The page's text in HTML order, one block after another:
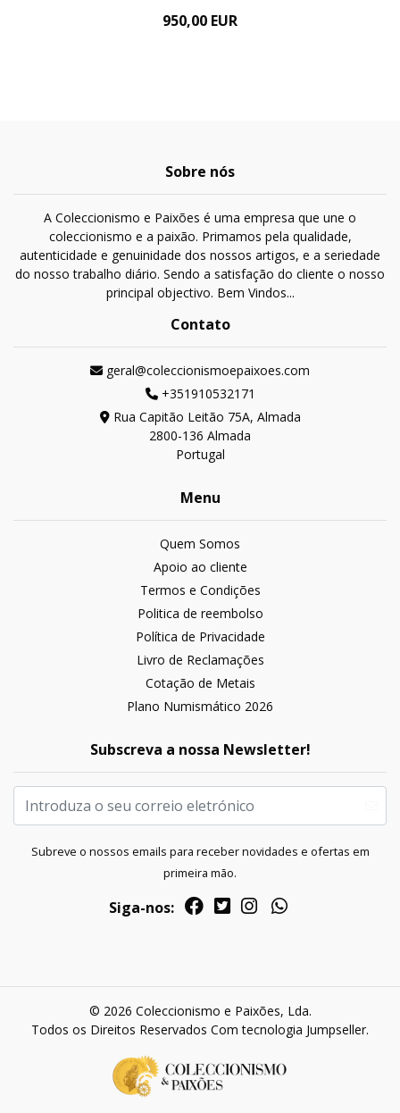
950,00 EUR
Sobre nós
A Coleccionismo e Paixões é uma empresa que une o
coleccionismo e a paixão. Primamos pela qualidade,
autenticidade e genuinidade dos nossos artigos, e a seriedade
do nosso trabalho diário. Sendo a satisfação do cliente o nosso
principal objectivo. Bem Vindos...
Contato
geral@coleccionismoepaixoes.com
+351910532171
Rua Capitão Leitão 75A, Almada
2800-136 Almada
Portugal
Menu
Quem Somos
Apoio ao cliente
Termos e Condições
Politica de reembolso
Política de Privacidade
Livro de Reclamações
Cotação de Metais
Plano Numismático 2026
Subscreva a nossa Newsletter!
Subreve o nossos emails para receber novidades e ofertas em
primeira mão.
Siga-nos:
© 2026 Coleccionismo e Paixões, Lda.
Todos os Direitos Reservados Com tecnologia Jumpseller.